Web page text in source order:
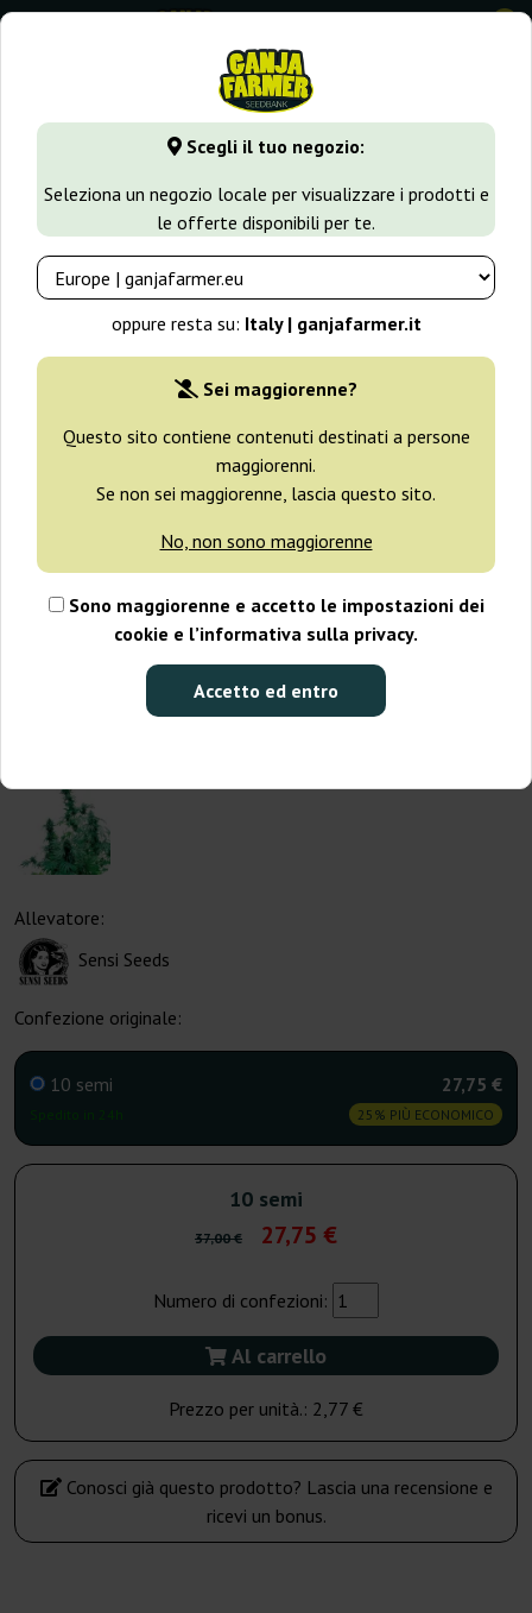
Scegli il tuo negozio:
Seleziona un negozio locale per visualizzare i prodotti e
le offerte disponibili per te.
oppure resta su: Italy | ganjafarmer.it
Sei maggiorenne?
Questo sito contiene contenuti destinati a persone
maggiorenni.
Se non sei maggiorenne, lascia questo sito.
No, non sono maggiorenne
Sono maggiorenne e accetto le impostazioni dei
cookie e l’informativa sulla privacy.
Accetto ed entro
0
GanjaFarmer.it Varietà di Cannabis Skunk Early Skunk
-25%
+ omaggi
Allevatore:
Sensi Seeds
Confezione originale:
10 semi 27,75 €
25% PIÙ ECONOMICO
10 semi
37,00 € 27,75 €
Numero di confezioni:
Al carrello
Prezzo per unità.: 2,77 €
Conosci già questo prodotto? Lascia una recensione e
ricevi un bonus.